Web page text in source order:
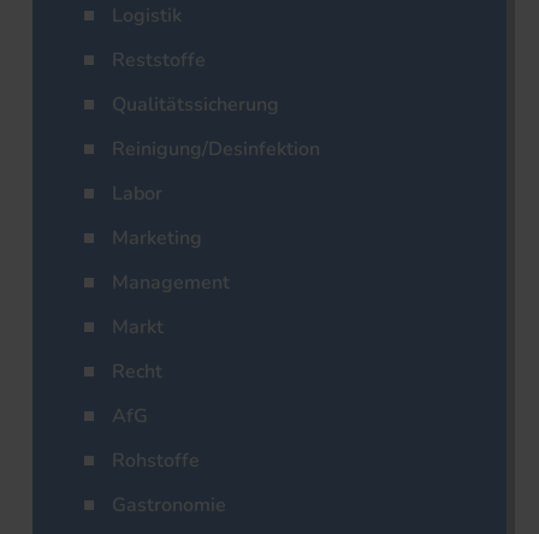
Logistik
Reststoffe
Qualitätssicherung
Reinigung/Desinfektion
Labor
Marketing
Management
Markt
Recht
AfG
Rohstoffe
Gastronomie